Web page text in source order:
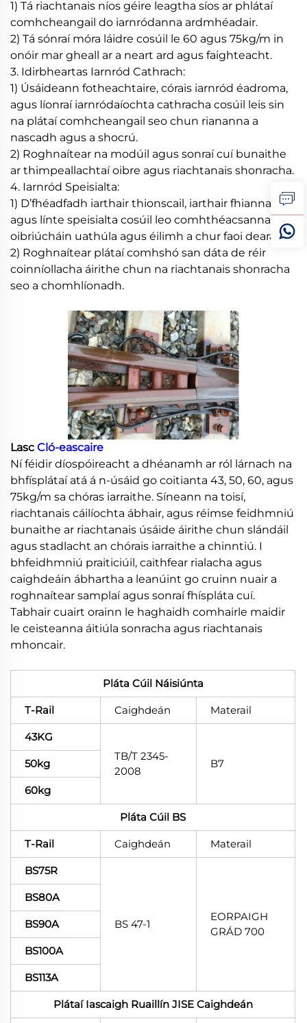
1) Tá riachtanais níos géire leagtha síos ar phlátaí
comhcheangail do iarnródanna ardmhéadair.
2) Tá sónraí móra láidre cosúil le 60 agus 75kg/m in
onóir mar gheall ar a neart ard agus faighteacht.
3. Idirbheartas Iarnród Cathrach:
1) Úsáideann fotheachtaire, córais iarnród éadroma,
agus líonraí iarnródaíochta cathracha cosúil leis sin
na plátaí comhcheangail seo chun riananna a
nascadh agus a shocrú.
2) Roghnaítear na modúil agus sonraí cuí bunaithe
ar thimpeallachtaí oibre agus riachtanais shonracha.
4. Iarnród Speisialta:
1) D’fhéadfadh iarthair thionscail, iarthair fhianna
agus línte speisialta cosúil leo comhthéacsanna
oibriúcháin uathúla agus éilimh a chur faoi deara.
2) Roghnaítear plátaí comhshó san dáta de réir
coinníollacha áirithe chun na riachtanais shonracha
seo a chomhlíonadh.
Lasc Cló-eascaire
Ní féidir díospóireacht a dhéanamh ar ról lárnach na
bhfísplátaí atá á n-úsáid go coitianta 43, 50, 60, agus
75kg/m sa chóras iarraithe. Síneann na toisí,
riachtanais cáilíochta ábhair, agus réimse feidhmniú
bunaithe ar riachtanais úsáide áirithe chun slándáil
agus stadlacht an chórais iarraithe a chinntiú. I
bhfeidhmniú praiticiúil, caithfear rialacha agus
caighdeáin ábhartha a leanúint go cruinn nuair a
roghnaítear samplaí agus sonraí fhíspláta cuí.
Tabhair cuairt orainn le haghaidh comhairle maidir
le ceisteanna áitiúla sonracha agus riachtanais
mhoncair.
Pláta Cúil Náisiúnta
T-Rail Caighdeán Materail
43KG
TB/T 2345-
2008
B7
50kg
60kg
Pláta Cúil BS
T-Rail Caighdeán Materail
BS75R
BS 47-1
EORPAIGH
GRÁD 700
BS80A
BS90A
BS100A
BS113A
Plátaí Iascaigh Ruaillín JISE Caighdeán